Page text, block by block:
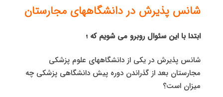
شانس پذیرش در دانشگاههای مجارستان
ابتدا با این سئوال روبرو می شویم که ؛
شانس پذیرش در یکی از دانشگاههای علوم پزشکی
مجارستان بعد از گذراندن دوره پیش دانشگاهی پزشکی چه
میزان است؟